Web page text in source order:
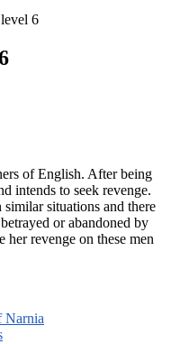
6
of English. After being
intends to seek revenge.
situations and there
or abandoned by
her revenge on these men
Narnia